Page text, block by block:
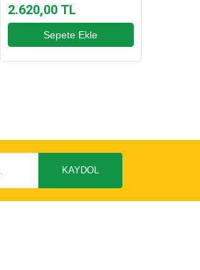
2.620,00 TL
Sepete Ekle
KAYDOL